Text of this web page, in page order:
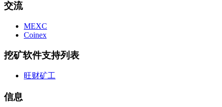
交流
MEXC
Coinex
挖矿软件支持列表
旺财矿工
信息